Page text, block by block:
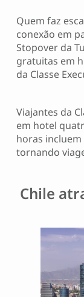
Quem faz
conexão em
Stopover da
gratuitas em
da Classe
Viajantes da
em hotel
horas
tornando
Chile